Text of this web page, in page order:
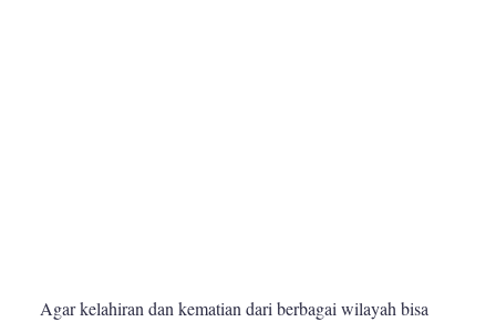
Agar kelahiran dan kematian dari berbagai wilayah bisa